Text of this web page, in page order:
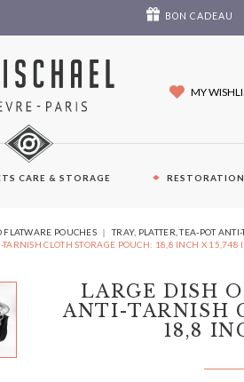
BON CADEAU
MY
CARE & STORAGE RESTORATION
YOU
ARE
POUCHES
TRAY, PLATTER, TEA-POT
CLOTH STORAGE POUCH: 18,8 INCH X 15,748
LARGE DISH
ANTI-TARNISH
18,8